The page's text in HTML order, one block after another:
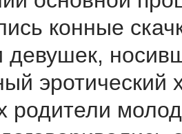
конные
эротический
родители